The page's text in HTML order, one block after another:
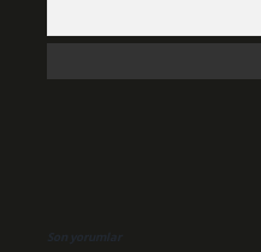
Son yorumlar